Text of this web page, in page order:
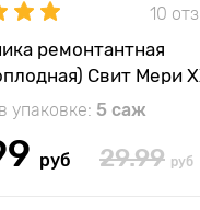
10
ремонтантная
Свит Мери
упаковке: 5 саж
руб 29.99 руб